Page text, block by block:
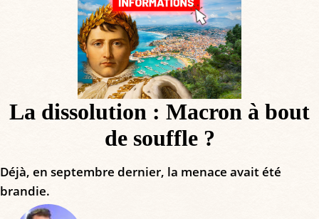
La dissolution : Macron à bout
de souffle ?
Déjà, en septembre dernier, la menace avait été
brandie.